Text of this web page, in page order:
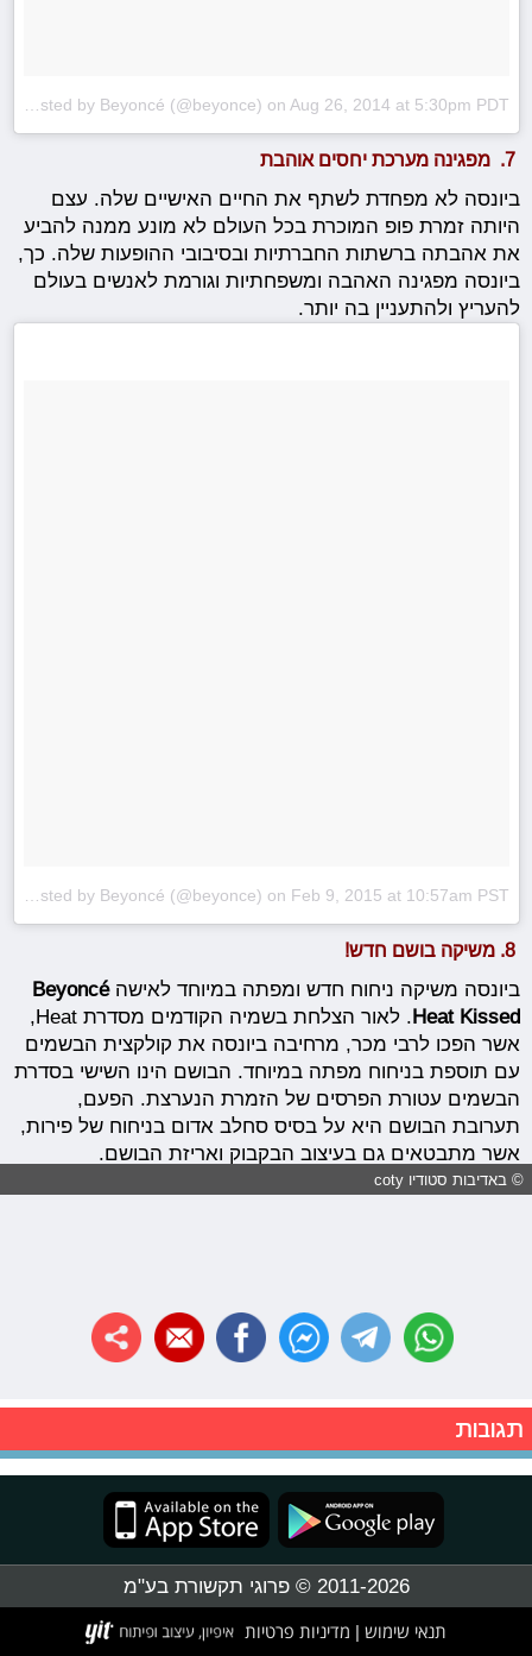
on Aug 26, 2014 at 5:30pm PDT
7. מפגינה מערכת יחסים אוהבת
ביונסה לא מפחדת לשתף את החיים האישיים שלה. עצם
היותה זמרת פופ המוכרת בכל העולם לא מונע ממנה להביע
את אהבתה ברשתות החברתיות ובסיבובי ההופעות שלה. כך,
ביונסה מפגינה האהבה ומשפחתיות וגורמת לאנשים בעולם
להעריץ ולהתעניין בה יותר.
on Feb 9, 2015 at 10:57am PST
8. משיקה בושם חדש!
ביונסה משיקה ניחוח חדש ומפתה במיוחד לאישהBeyoncé
Heat Kissed
. לאור הצלחת בשמיה הקודמים מסדרת Heat,
אשר הפכו לרבי מכר, מרחיבה ביונסה את קולקצית הבשמים
עם תוספת בניחוח מפתה במיוחד. הבושם הינו השישי בסדרת
הבשמים עטורת הפרסים של הזמרת הנערצת. הפעם,
תערובת הבושם היא על בסיס סחלב אדום בניחוח של פירות,
אשר מתבטאים גם בעיצוב הבקבוק ואריזת הבושם.
© באדיבות סטודיו coty
תגובות
2011-2026 © פרוגי תקשורת בע"מ
תנאי שימוש מדיניות פרטיות